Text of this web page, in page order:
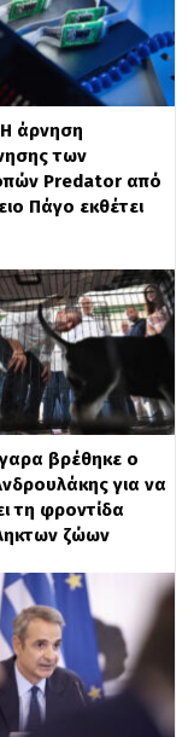
βρέθηκε
τη
με
της
δεν
ως
αγαθό.
ο
είδη
επιτυχημένο
άρνηση
των
Predator από
Πάγο εκθέτει
βρέθηκε ο
για να
τη φροντίδα
ζώων